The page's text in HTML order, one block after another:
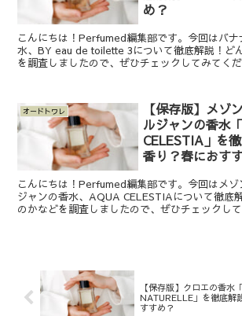
め？
こんにちは！Perfumed編集部です。今回はバ
水、BY eau de toilette 3について徹底解説！ど
を調査しましたので、ぜひチェックしてみてく
オードトワレ
【保存版】メゾ
ルジャンの香水
CELESTIA」を
香り？春におす
こんにちは！Perfumed編集部です。今回はメゾ
ジャンの香水、AQUA CELESTIAについて徹底
のかなどを調査しましたので、ぜひチェックし
【保存版】クロエの香
NATURELLE」を徹底解
すすめ？